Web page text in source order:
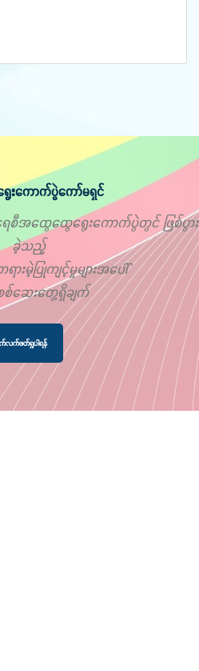
ေးကောက်ပွဲကော်မရှင်
ေစီအထွေထွေရွေးကောက်ပွဲတွင် ဖြစ်ပွား
ခဲ့သည့်
းမဲ့ပြုကျင့်မှုများအပေါ်
စ်ဆေးတွေ့ရှိချက်
လက်ဖတ်ရှုပါရန်